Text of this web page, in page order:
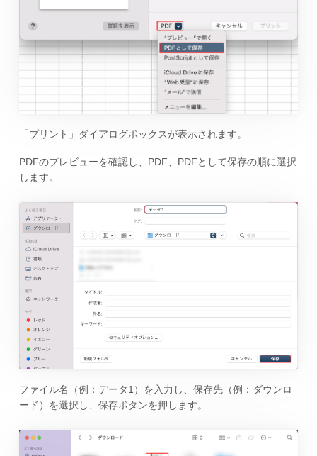
「プリント」ダイアログボックスが表示されます。
PDFのプレビューを確認し、PDF、PDFとして保存の順に選択
します。
ファイル名（例：データ1）を入力し、保存先（例：ダウンロ
ード）を選択し、保存ボタンを押します。